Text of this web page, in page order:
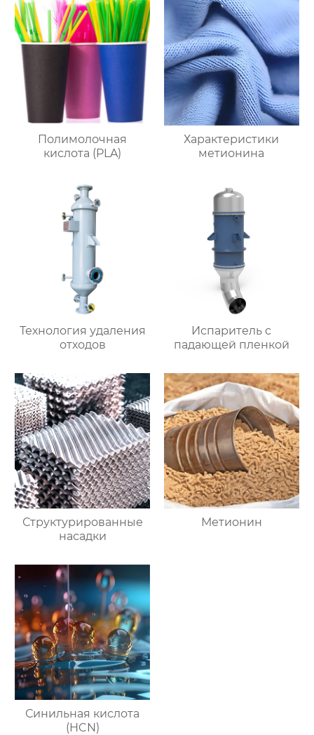
Полимолочная
кислота (PLA)
Характеристики
метионина
Технология удаления
отходов
Испаритель c
падающей пленкой
Структурированные
насадки
Метионин
Синильная кислота
(HCN)